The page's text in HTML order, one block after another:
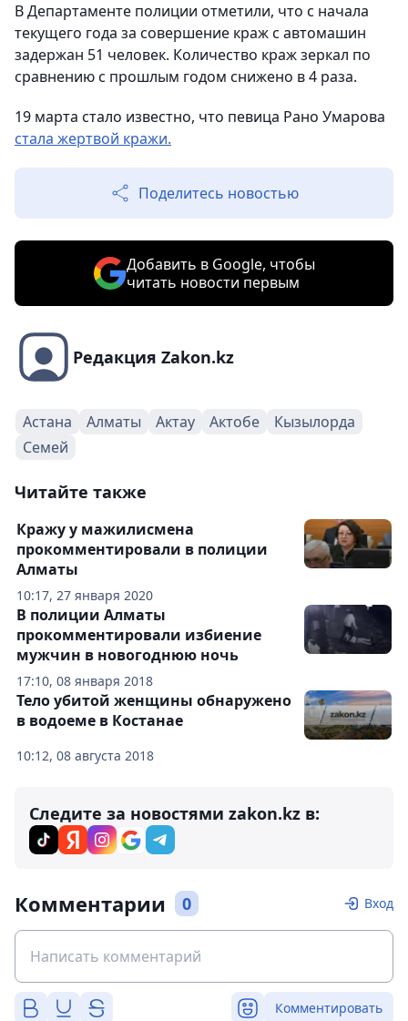
В Департаменте полиции отметили, что с начала
текущего года за совершение краж с автомашин
задержан 51 человек. Количество краж зеркал по
сравнению с прошлым годом снижено в 4 раза.
19 марта стало известно, что певица Рано Умарова
стала жертвой кражи.
Поделитесь новостью
Добавить в Google, чтобы
читать новости первым
Редакция Zakon.kz
Астана Алматы Актау Актобе
Кызылорда
Семей
Читайте также
10:17, 27 января 2020
Кражу у мажилисмена
прокомментировали в полиции
Алматы
17:10, 08 января 2018
В полиции Алматы
прокомментировали избиение
мужчин в новогоднюю ночь
10:12, 08 августа 2018
Тело убитой женщины обнаружено
в водоеме в Костанае
Следите за новостями zakon.kz в:
Комментарии 0 Вход
Комментировать